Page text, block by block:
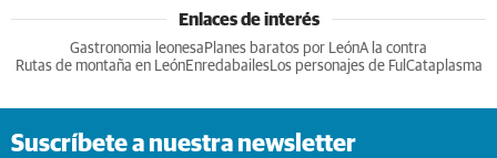
Enlaces de interés
Gastronomia leonesa Planes baratos por LeónA la contra
Rutas de montaña en LeónEnredabailesLos personajes de Ful Cataplasma
Suscríbete a nuestra newsletter